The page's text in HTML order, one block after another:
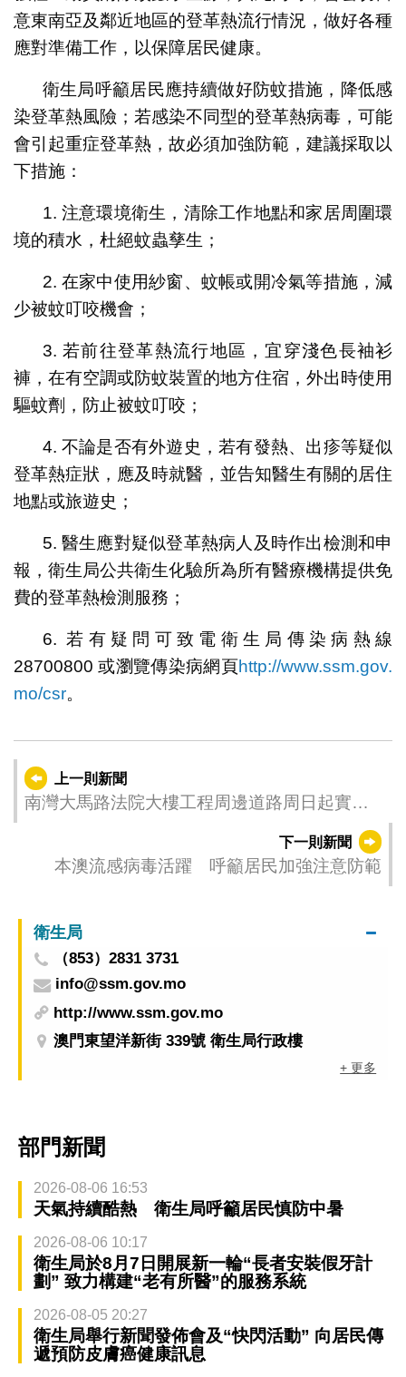
意東南亞及鄰近地區的登革熱流行情況，做好各種
應對準備工作，以保障居民健康。
衛生局呼籲居民應持續做好防蚊措施，降低感
染登革熱風險；若感染不同型的登革熱病毒，可能
會引起重症登革熱，故必須加強防範，建議採取以
下措施：
1. 注意環境衛生，清除工作地點和家居周圍環
境的積水，杜絕蚊蟲孳生；
2. 在家中使用紗窗、蚊帳或開冷氣等措施，減
少被蚊叮咬機會；
3. 若前往登革熱流行地區，宜穿淺色長袖衫
褲，在有空調或防蚊裝置的地方住宿，外出時使用
驅蚊劑，防止被蚊叮咬；
4. 不論是否有外遊史，若有發熱、出疹等疑似
登革熱症狀，應及時就醫，並告知醫生有關的居住
地點或旅遊史；
5. 醫生應對疑似登革熱病人及時作出檢測和申
報，衛生局公共衛生化驗所為所有醫療機構提供免
費的登革熱檢測服務；
6. 若有疑問可致電衛生局傳染病熱線
28700800 或瀏覽傳染病網頁http://www.ssm.gov.
mo/csr。
上一則新聞
南灣大馬路法院大樓工程周邊道路周日起實施
下一則新聞
本澳流感病毒活躍 呼籲居民加強注意防範
衛生局
（853）2831 3731
info@ssm.gov.mo
http://www.ssm.gov.mo
澳門東望洋新街 339號 衛生局行政樓
+ 更多
部門新聞
2026-08-06 16:53
天氣持續酷熱 衛生局呼籲居民慎防中暑
2026-08-06 10:17
衛生局於8月7日開展新一輪“長者安裝假牙計
劃” 致力構建“老有所醫”的服務系統
2026-08-05 20:27
衛生局舉行新聞發佈會及“快閃活動” 向居民傳
遞預防皮膚癌健康訊息